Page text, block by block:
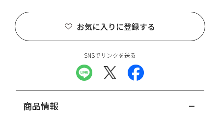
お気に入りに登録する
SNSでリンクを送る
商品情報